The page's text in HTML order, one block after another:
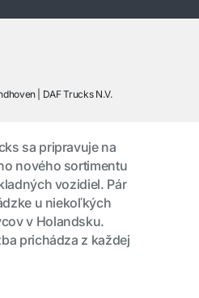
DAF Trucks N.V.
sa pripravuje na
nového sortimentu
vozidiel. Pár
u niekoľkých
v Holandsku.
prichádza z každej